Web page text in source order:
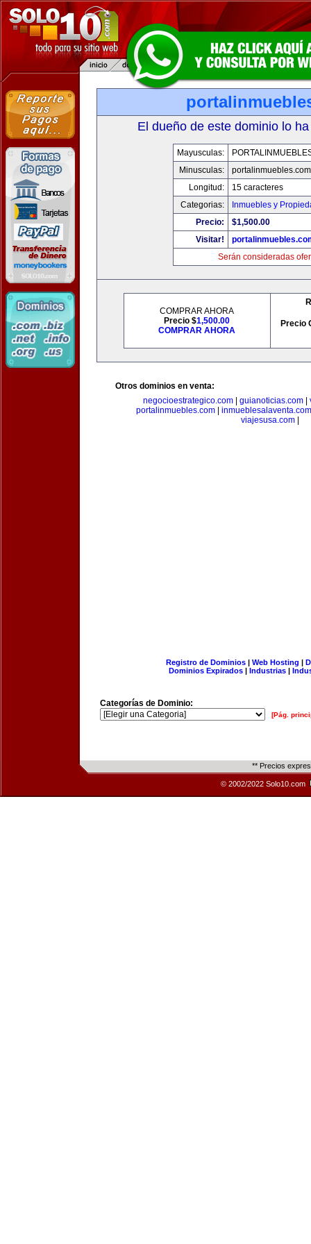
El dueño de este dominio lo
Mayusculas:
Minusculas:
portalinmuebles.com
Longitud:
15 caracteres
Categorias:
Inmuebles y
Precio:
$1,500.00
Visitar!
Serán consideradas
COMPRAR AHORA
Precio $1,500.00
COMPRAR AHORA
Precio
Otros dominios en venta:
negocioestrategico.com| guianoticias.com|
portalinmuebles.com
inmueblesalaventa.com
viajesusa.com
Registro de Dominios| Web Hosting |
Dominios Expirados | Industrias |
Categorías de Dominio:
[Pág.
** Precios
© 2002/2022 Solo10.com